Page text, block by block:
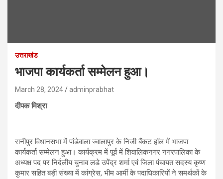
उत्तराखंड
भाजपा कार्यकर्ता सम्मेलन हुआ।
March 28, 2024 adminprabhat
दीपक मिश्रा
रानीपुर विधानसभा में पांडेवाला ज्वालापुर के निजी बैंकट हॉल में भाजपा
कार्यकर्ता सम्मेलन हुआ। कार्यक्रम में पूर्व में शिवालिकनगर नगरपालिका के
अध्यक्ष पद पर निर्दलीय चुनाव लडे उपेंद्र शर्मा एवं जिला पंचायत सदस्य कृष्ण
कुमार सहित बड़ी संख्या में कांग्रेस, भीम आर्मी के पदाधिकारियों ने समर्थकों के